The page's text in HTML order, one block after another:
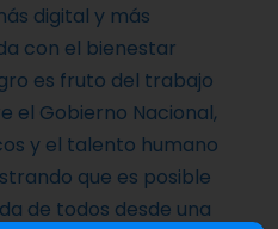
digital y más
con el bienestar
es fruto del trabajo
el Gobierno Nacional,
y el talento humano
que es posible
de todos desde una